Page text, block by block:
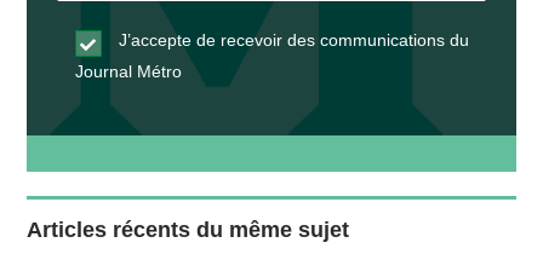
J’accepte de recevoir des communications du
Journal Métro
Articles récents du même sujet